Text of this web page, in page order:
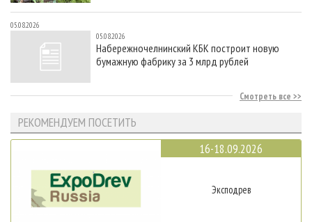
05.08.2026
05.08.2026
Набережночелнинский КБК построит новую
бумажную фабрику за 3 млрд рублей
Смотреть все
РЕКОМЕНДУЕМ ПОСЕТИТЬ
16-18.09.2026
Эксподрев